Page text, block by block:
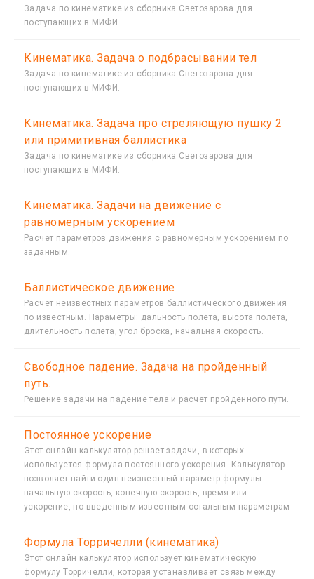
Задача по кинематике из сборника Светозарова для
поступающих в МИФИ.
Кинематика. Задача о подбрасывании тел
Задача по кинематике из сборника Светозарова для
поступающих в МИФИ.
Кинематика. Задача про стреляющую пушку 2
или примитивная баллистика
Задача по кинематике из сборника Светозарова для
поступающих в МИФИ.
Кинематика. Задачи на движение с
равномерным ускорением
Расчет параметров движения с равномерным ускорением по
заданным.
Баллистическое движение
Расчет неизвестных параметров баллистического движения
по известным. Параметры: дальность полета, высота полета,
длительность полета, угол броска, начальная скорость.
Свободное падение. Задача на пройденный
путь.
Решение задачи на падение тела и расчет пройденного пути.
Постоянное ускорение
Этот онлайн калькулятор решает задачи, в которых
используется формула постоянного ускорения. Калькулятор
позволяет найти один неизвестный параметр формулы:
начальную скорость, конечную скорость, время или
ускорение, по введенным известным остальным параметрам
Формула Торричелли (кинематика)
Этот онлайн калькулятор использует кинематическую
формулу Торричелли, которая устанавливает связь между